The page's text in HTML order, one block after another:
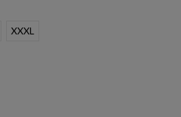
XXXL